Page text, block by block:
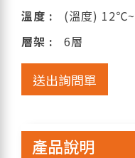
溫度 :
(溫度)
層架 :
6層
送出詢問單
產品說明